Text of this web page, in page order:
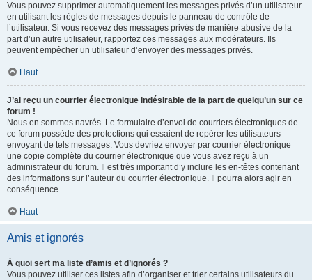
Vous pouvez supprimer automatiquement les messages privés d’un utilisateur
en utilisant les règles de messages depuis le panneau de contrôle de
l’utilisateur. Si vous recevez des messages privés de manière abusive de la
part d’un autre utilisateur, rapportez ces messages aux modérateurs. Ils
peuvent empêcher un utilisateur d’envoyer des messages privés.
Haut
J’ai reçu un courrier électronique indésirable de la part de quelqu’un sur ce
forum !
Nous en sommes navrés. Le formulaire d’envoi de courriers électroniques de
ce forum possède des protections qui essaient de repérer les utilisateurs
envoyant de tels messages. Vous devriez envoyer par courrier électronique
une copie complète du courrier électronique que vous avez reçu à un
administrateur du forum. Il est très important d’y inclure les en-têtes contenant
des informations sur l’auteur du courrier électronique. Il pourra alors agir en
conséquence.
Haut
Amis et ignorés
À quoi sert ma liste d’amis et d’ignorés ?
Vous pouvez utiliser ces listes afin d’organiser et trier certains utilisateurs du